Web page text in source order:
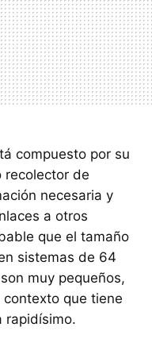
compuesto por su
recolector de
necesaria y
a otros
que el tamaño
sistemas de 64
muy pequeños,
que tiene
rapidísimo.